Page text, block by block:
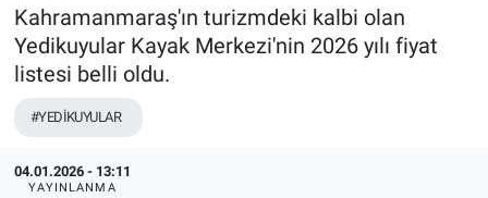
Kahramanmaraş'ın turizmdeki kalbi olan
Yedikuyular Kayak Merkezi'nin 2026 yılı fiyat
listesi belli oldu.
#YEDİKUYULAR
04.01.2026 - 13:11
YAYINLANMA
Spor
Tüm Manşetler